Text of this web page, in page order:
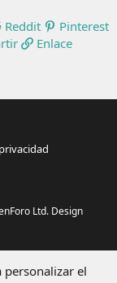
Reddit
Pinterest
Enlace
Ltd. Design
personalizar el